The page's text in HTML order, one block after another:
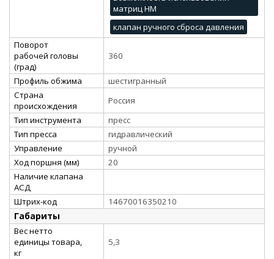
матриц НМ
клапан ручного сброса давления
Поворот
рабочей головы
(град)
360
Профиль обжима
шестигранный
Страна
происхождения
Россия
Тип инструмента
пресс
Тип пресса
гидравлический
Управление
ручной
Ход поршня (мм)
20
Наличие клапана
АСД
Штрих-код
14670016350210
Габариты
Вес нетто
единицы товара,
кг
5,3